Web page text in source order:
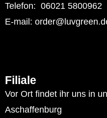
Telefon: 06021 5800962
E-mail:
Filiale
Vor Ort findet ihr uns in
Aschaffenburg